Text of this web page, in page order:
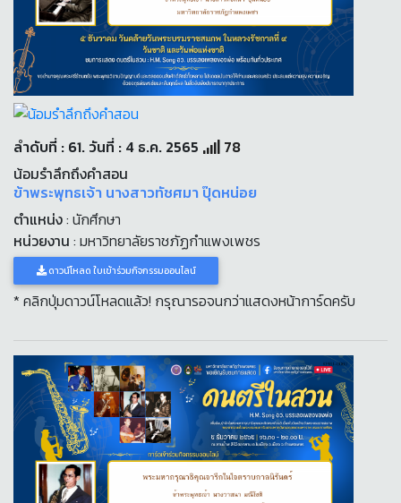
ลำดับที่ : 61. วันที่ : 4 ธ.ค. 2565
78
น้อมรำลึกถึงคำสอน
ข้าพระพุทธเจ้า นางสาวทัชศมา ปุ๊ดหน่อย
ตำแหน่ง: นักศึกษา
หน่วยงาน : มหาวิทยาลัยราชภัฏกำแพงเพชร
ดาวน์โหลด ใบเข้าร่วมกิจกรรมออนไลน์
* คลิกปุ่มดาวน์โหลดแล้ว! กรุณารอจนกว่าแสดงหน้าการ์ดครับ